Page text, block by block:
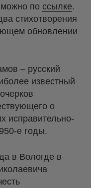
по ссылке.
стихотворения
обновлении
– русский
известный
о
исправительно-
е годы.
в Вологде в